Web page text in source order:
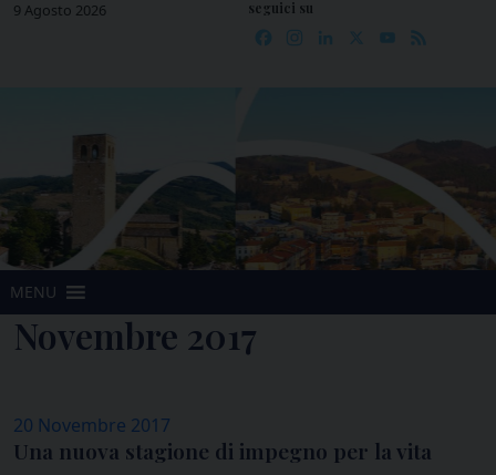
Skip9 Agosto 2026 seguici su
Facebook
Instagram
LinkedIn YouTube
MENU
Novembre 2017
20 Novembre 2017
Una nuova stagione di impegno per la vita